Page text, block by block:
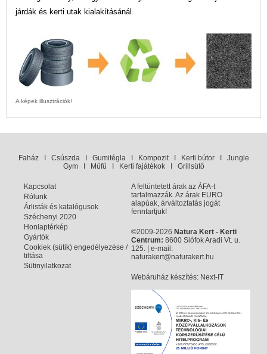
járdák és kerti utak kialakításánál.
A képek illusztrációk!
FaházI CsúszdaI GumitéglaI KompozitI Kerti bútorI Jungle
GymI Műfű Kerti fajátékokI Grillsütő
Kapcsolat
Rólunk
Árlisták és katalógusok
Széchenyi 2020
Honlaptérkép
Gyártók
Cookiek (sütik) engedélyezése /
tiltása
Sütinyilatkozat
A feltüntetett árak az ÁFA-t
tartalmazzák. Az árak EURO
alapúak, árváltoztatás jogát
fenntartjuk!
©2009-2026 Natura Kert - Kerti
Centrum: 8600 Siófok Aradi Vt. u.
125. | e-mail:
naturakert@naturakert.hu
Webáruház készítés: Next-IT